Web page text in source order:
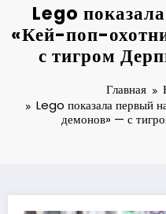
Lego
«Кей-поп-
с тигром
Главная
Lego показала первый
демонов» — с